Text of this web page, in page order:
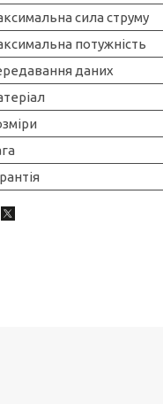
сила струму
потужність
даних